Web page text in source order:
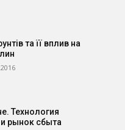
та її вплив на
Технология
рынок сбыта